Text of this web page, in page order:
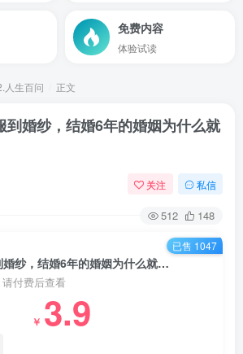
免费内容
体验试读
人生百问 正文
到婚纱，结婚6年的婚姻为什么就
关注 私信
512 148
【B234】从校服到婚纱，结婚6年的婚姻为什么就散了呢？
付费后查看
￥ 3.9
已售 1047